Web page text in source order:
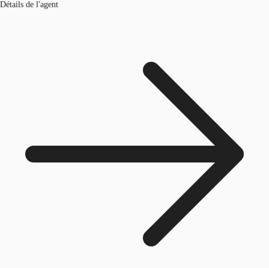
Détails de l'agent